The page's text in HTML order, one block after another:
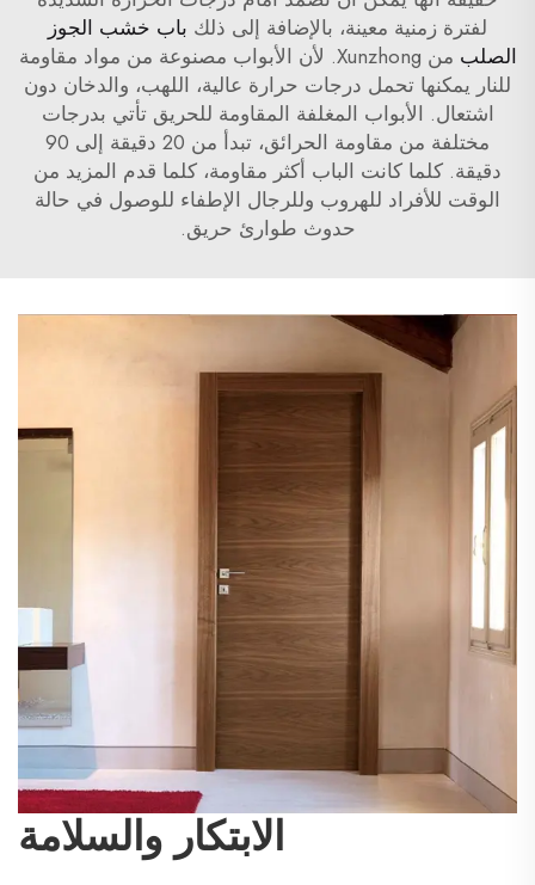
لفترة زمنية معينة، بالإضافة إلى ذلك باب خشب الجوز
الصلب
من Xunzhong. لأن الأبواب مصنوعة من مواد مقاومة
للنار يمكنها تحمل درجات حرارة عالية، اللهب، والدخان دون
اشتعال. الأبواب المغلفة المقاومة للحريق تأتي بدرجات
مختلفة من مقاومة الحرائق، تبدأ من 20 دقيقة إلى 90
دقيقة. كلما كانت الباب أكثر مقاومة، كلما قدم المزيد من
الوقت للأفراد للهروب وللرجال الإطفاء للوصول في حالة
حدوث طوارئ حريق.
الابتكار والسلامة